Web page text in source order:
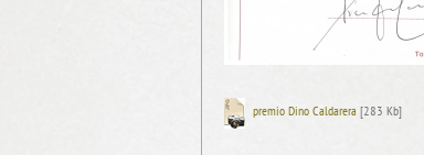
premio Dino Caldarera [283 Kb]